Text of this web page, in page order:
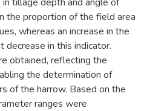
the proportion of the field area
whereas an increase in the
decrease in this indicator.
obtained, reflecting the
the determination of
of the harrow. Based on the
ranges were